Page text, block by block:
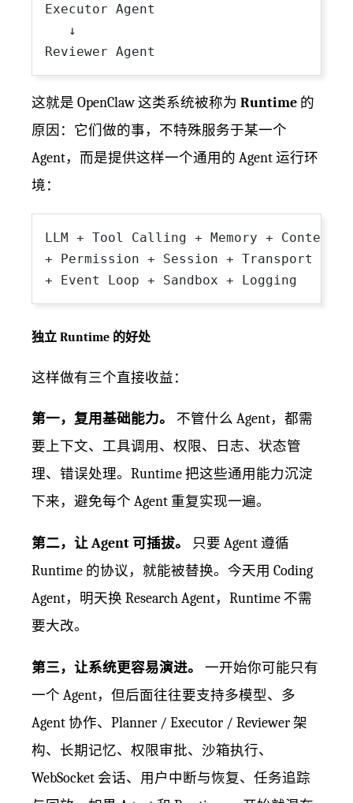
Executor Agent
   ↓
这就是 OpenClaw 这类系统被称为 Runtime 的
原因：它们做的事，不特殊服务于某一个
Agent，而是提供这样一个通用的 Agent 运行环
境：
LLM + Tool Calling + Memory + Context
+ Permission + Session + Transport /
独立 Runtime 的好处
这样做有三个直接收益：
第一，复用基础能力。
不管什么 Agent，都需
要上下文、工具调用、权限、日志、状态管
理、错误处理。Runtime 把这些通用能力沉淀
下来，避免每个 Agent 重复实现一遍。
第二，让 Agent 可插拔。
只要 Agent 遵循
Runtime 的协议，就能被替换。今天用 Coding
Agent，明天换 Research Agent，Runtime 不需
要大改。
第三，让系统更容易演进。
一开始你可能只有
一个 Agent，但后面往往要支持多模型、多
Agent 协作、Planner / Executor / Reviewer 架
构、长期记忆、权限审批、沙箱执行、
WebSocket 会话、用户中断与恢复、任务追踪